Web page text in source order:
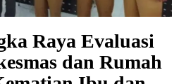
Raya Evaluasi
dan Rumah